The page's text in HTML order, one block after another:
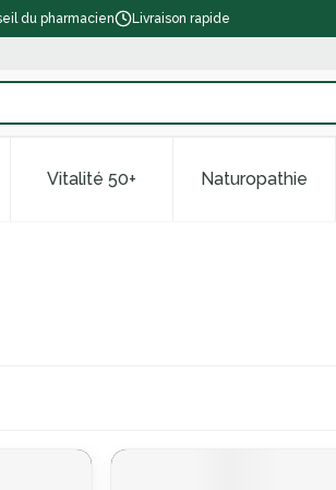
du pharmacien Livraison rapide
et hygièneRégime, alimentation &
sous-menu pour la catégorie
Vitalité 50+Afficher le sous-menu pour la
Naturopathie
Afficher